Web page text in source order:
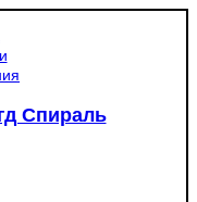
Спираль